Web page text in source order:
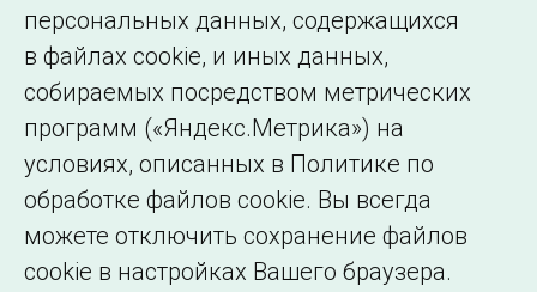
персональных данных, содержащихся
в файлах cookie, и иных данных,
собираемых посредством метрических
программ («Яндекс.Метрика») на
условиях, описанных в Политике по
обработке файлов cookie. Вы всегда
можете отключить сохранение файлов
cookie в настройках Вашего браузера.